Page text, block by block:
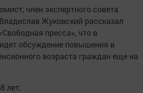
член экспертного совета
Жуковский рассказал
пресса», что в
обсуждение повышения в
возраста граждан еще на
лет;